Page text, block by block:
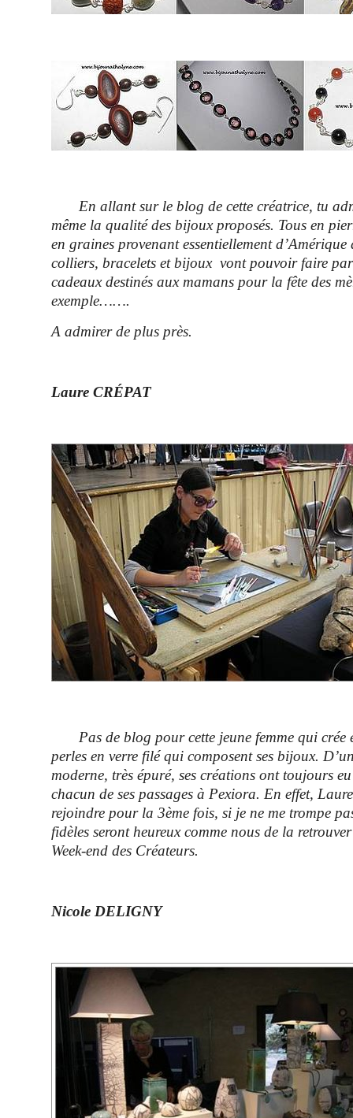
En allant sur le blog de cette créatrice, tu
même la qualité des bijoux proposés. Tous en
en graines provenant essentiellement d’Amérique
colliers, bracelets et bijoux vont pouvoir faire
cadeaux destinés aux mamans pour la fête des
exemple…….
A admirer de plus près.
Laure CRÉPAT
Pas de blog pour cette jeune femme qui crée
perles en verre filé qui composent ses bijoux.
moderne, très épuré, ses créations ont toujours
chacun de ses passages à Pexiora. En effet,
rejoindre pour la 3ème fois, si je ne me trompe
fidèles seront heureux comme nous de la
Week-end des Créateurs.
Nicole DELIGNY